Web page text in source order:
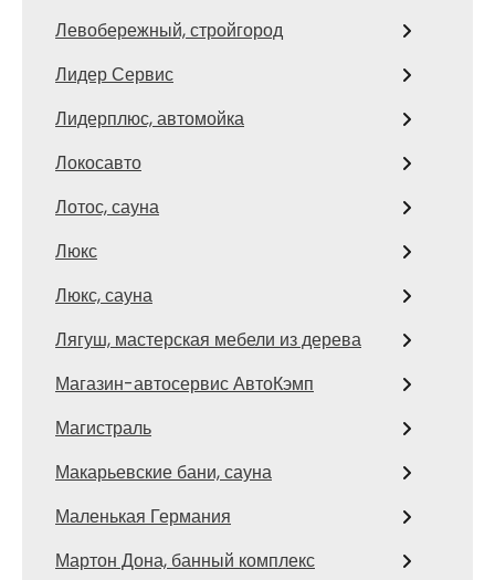
Левобережный, стройгород
Лидер Сервис
Лидерплюс, автомойка
Локосавто
Лотос, сауна
Люкс
Люкс, сауна
Лягуш, мастерская мебели из дерева
Магазин-автосервис АвтоКэмп
Магистраль
Макарьевские бани, сауна
Маленькая Германия
Мартон Дона, банный комплекс